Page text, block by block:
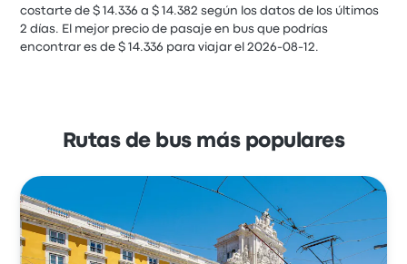
costarte de $ 14.336 a $ 14.382 según los datos de los últimos
2 días. El mejor precio de pasaje en bus que podrías
encontrar es de $ 14.336 para viajar el 2026-08-12.
Rutas de bus más populares